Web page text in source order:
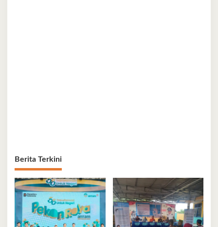
Berita Terkini